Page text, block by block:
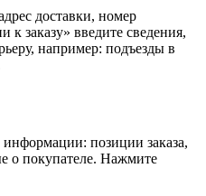
доставки, номер
заказу» введите сведения,
например: подъезды в
информации: позиции заказа,
о покупателе. Нажмите